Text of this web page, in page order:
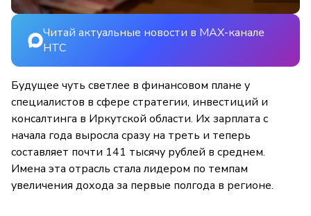
Читай актуальные новости в MAX-канале
НТС
Будущее чуть светлее в финансовом плане у
специалистов в сфере стратегии, инвестиций и
консалтинга в Иркутской области. Их зарплата с
начала года выросла сразу на треть и теперь
составляет почти 141 тысячу рублей в среднем.
Имена эта отрасль стала лидером по темпам
увеличения дохода за первые полгода в регионе.